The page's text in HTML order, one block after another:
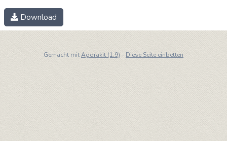
Download
Gemacht mitAgorakit (1.9) - Diese Seite einbetten